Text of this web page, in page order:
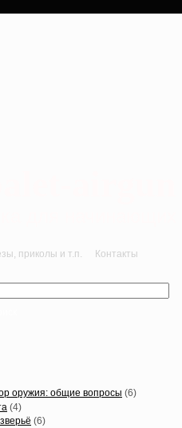
приколы и т.п. Контакты
оружия: общие вопросы (6)
(4)
(6)